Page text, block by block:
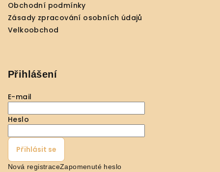
y
v
Obchodní podmínky
Zásady zpracování osobních údajů
Velkoobchod
Přihlášení
E-mail
Heslo
Přihlásit se
Nová registraceZapomenuté heslo